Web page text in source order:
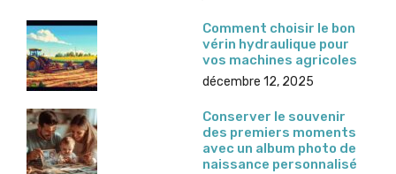
Comment choisir le bon
vérin hydraulique pour
vos machines agricoles
décembre 12, 2025
Conserver le souvenir
des premiers moments
avec un album photo de
naissance personnalisé